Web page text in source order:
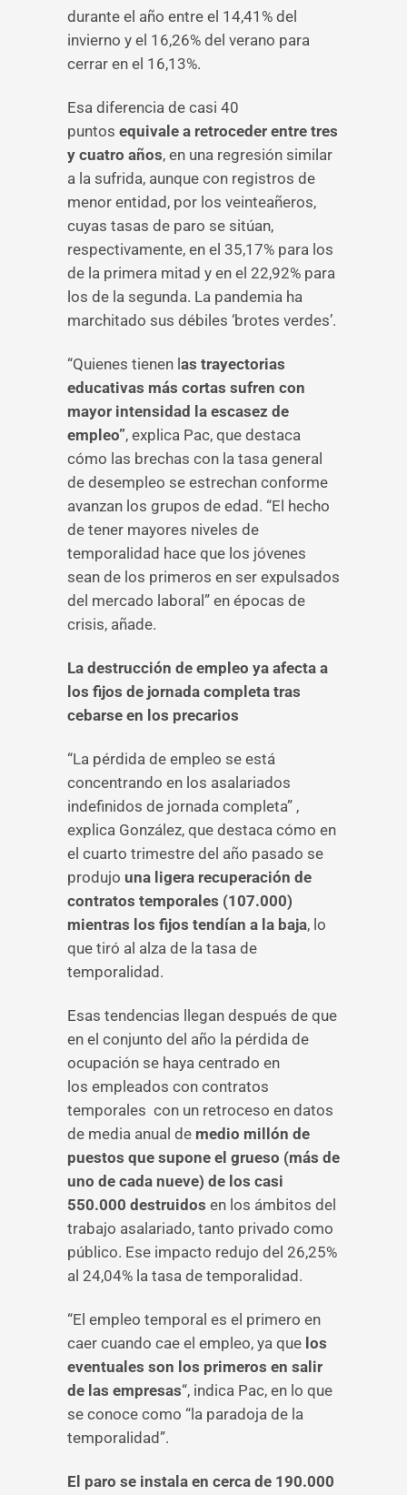
durante el año entre el 14,41% del
invierno y el 16,26% del verano para
cerrar en el 16,13%.
Esa diferencia de casi 40
puntos equivale a retroceder entre tres
y cuatro años, en una regresión similar
a la sufrida, aunque con registros de
menor entidad, por los veinteañeros,
cuyas tasas de paro se sitúan,
respectivamente, en el 35,17% para los
de la primera mitad y en el 22,92% para
los de la segunda. La pandemia ha
marchitado sus débiles ‘brotes verdes’.
“Quienes tienen l as trayectorias
educativas más cortas sufren con
mayor intensidad la escasez de
empleo”, explica Pac, que destaca
cómo las brechas con la tasa general
de desempleo se estrechan conforme
avanzan los grupos de edad. “El hecho
de tener mayores niveles de
temporalidad hace que los jóvenes
sean de los primeros en ser expulsados
del mercado laboral” en épocas de
crisis, añade.
La destrucción de empleo ya afecta a
los fijos de jornada completa tras
cebarse en los precarios
“La pérdida de empleo se está
concentrando en los asalariados
indefinidos de jornada completa” ,
explica González, que destaca cómo en
el cuarto trimestre del año pasado se
produjo una ligera recuperación de
contratos temporales (107.000)
mientras los fijos tendían a la baja, lo
que tiró al alza de la tasa de
temporalidad.
Esas tendencias llegan después de que
en el conjunto del año la pérdida de
ocupación se haya centrado en
los empleados con contratos
temporales con un retroceso en datos
de media anual de medio millón de
puestos que supone el grueso (más de
uno de cada nueve) de los casi
550.000 destruidos en los ámbitos del
trabajo asalariado, tanto privado como
público. Ese impacto redujo del 26,25%
al 24,04% la tasa de temporalidad.
“El empleo temporal es el primero en
caer cuando cae el empleo, ya que los
eventuales son los primeros en salir
de las empresas“, indica Pac, en lo que
se conoce como “la paradoja de la
temporalidad”.
El paro se instala en cerca de 190.000